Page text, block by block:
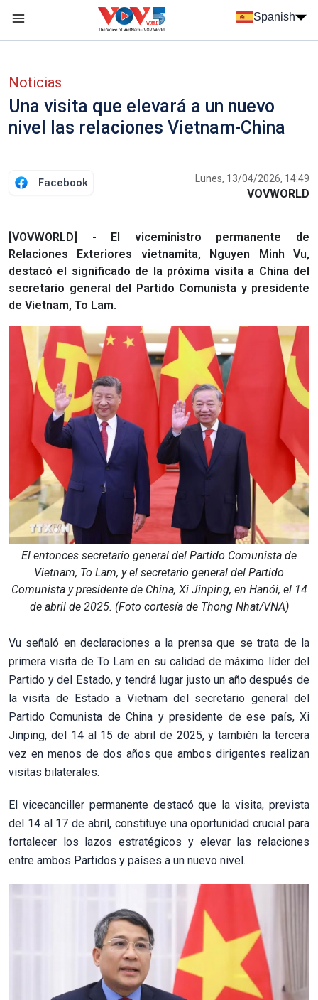
Spanish
Noticias
Una visita que elevará a un nuevo
nivel las relaciones Vietnam-China
Facebook Lunes, 13/04/2026, 14:49
VOVWORLD
[VOVWORLD] - El viceministro permanente de
Relaciones Exteriores vietnamita, Nguyen Minh Vu,
destacó el significado de la próxima visita a China del
secretario general del Partido Comunista y presidente
de Vietnam, To Lam.
El entonces secretario general del Partido Comunista de
Vietnam, To Lam, y el secretario general del Partido
Comunista y presidente de China, Xi Jinping, en Hanói, el 14
de abril de 2025. (Foto cortesía de Thong Nhat/VNA)
Vu señaló en declaraciones a la prensa que se trata de la
primera visita de To Lam en su calidad de máximo líder del
Partido y del Estado, y tendrá lugar justo un año después de
la visita de Estado a Vietnam del secretario general del
Partido Comunista de China y presidente de ese país, Xi
Jinping, del 14 al 15 de abril de 2025, y también la tercera
vez en menos de dos años que ambos dirigentes realizan
visitas bilaterales.
El vicecanciller permanente destacó que la visita, prevista
del 14 al 17 de abril, constituye una oportunidad crucial para
fortalecer los lazos estratégicos y elevar las relaciones
entre ambos Partidos y países a un nuevo nivel.